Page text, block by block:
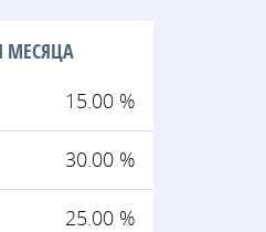
МЕСЯЦА
15.00 %
30.00 %
25.00 %